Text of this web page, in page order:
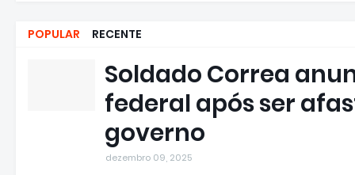
POPULAR RECENTE
Soldado Correa
federal após ser
governo
dezembro 09, 2025